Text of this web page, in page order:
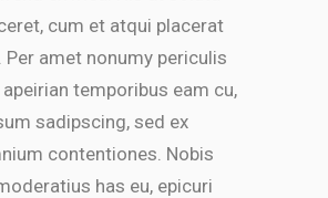
cum et atqui placerat
Per amet nonumy periculis
temporibus eam cu,
sadipscing, sed ex
contentiones. Nobis
has eu, epicuri